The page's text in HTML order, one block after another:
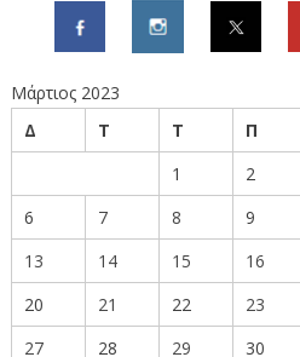
Μάρτιος 2023
Δ
Τ Τ Π
1
2
6
7 8 9
13
14 15 16
20
21 22 23
27
28 29 30